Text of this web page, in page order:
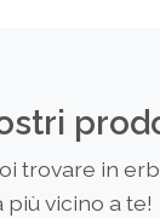
trovare in
vicino a te!